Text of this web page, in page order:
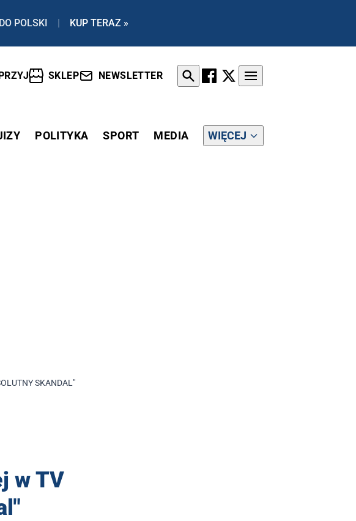
POLSKI | KUP TERAZ »
SKLEP NEWSLETTER
POLITYKA SPORT MEDIA WIĘCEJ
SKANDAL"
w TV